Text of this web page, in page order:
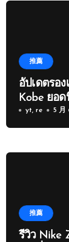
推薦
อัปเดตรอ
Kobe ยอ
yt, re 5 月
推薦
รีวิว Nike